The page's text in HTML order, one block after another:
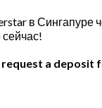
в
сейчас!
a deposit